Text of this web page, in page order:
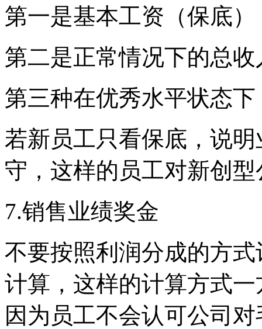
第一是基本工资（保底
第二是正常情况下的总
第三种在优秀水平状态
若新员工只看保底，说明
守，这样的员工对新创
7.销售业绩奖金
不要按照利润分成的方式
计算，这样的计算方式
因为员工不会认可公司